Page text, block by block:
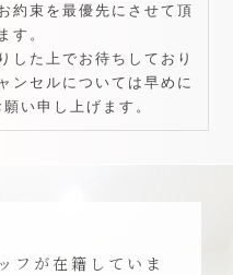
約束を最優先にさせて頂
す。
した上でお待ちしており
ンセルについては早めに
い申し上げます。
フが在籍していま